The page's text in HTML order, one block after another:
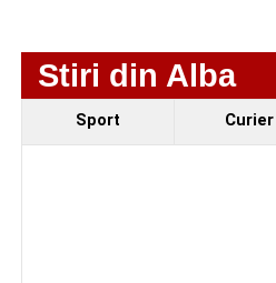
Ultimele știri din Sebeș
Stiri din Alba
Sport Curier